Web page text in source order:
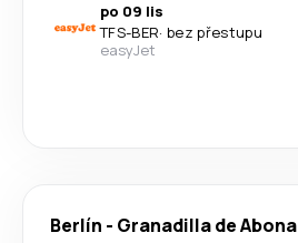
po 09 lis
TFS-BER· bez přestupu
easyJet
Berlín - Granadilla de Abona